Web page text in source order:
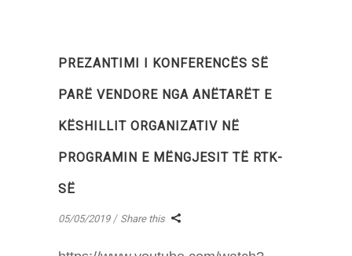
PREZANTIMI I KONFERENCËS SË
PARË VENDORE NGA ANËTARËT E
KËSHILLIT ORGANIZATIV NË
PROGRAMIN E MËNGJESIT TË RTK-
SË
05/05/2019 Share this